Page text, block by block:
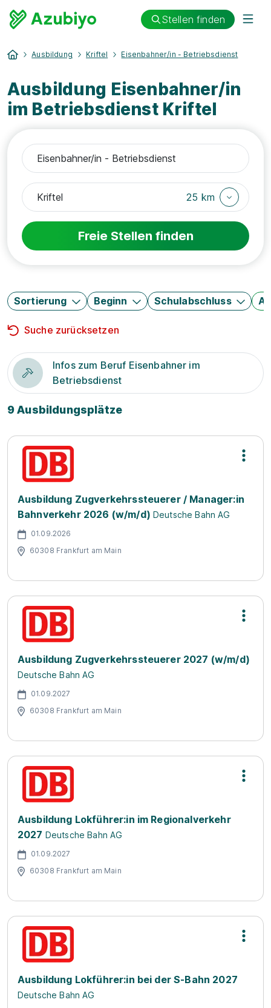
Stellen finden
Ausbildung Kriftel Eisenbahner/in - Betriebsdienst
Ausbildung Eisenbahner/in
im Betriebsdienst Kriftel
25 km
Freie Stellen finden
Sortierung Beginn Schulabschluss
Suche zurücksetzen
Infos zum Beruf Eisenbahner im
Betriebsdienst
9 Ausbildungsplätze
Ausbildung Zugverkehrssteuerer / Manager:in
Bahnverkehr 2026 (w/m/d) Deutsche Bahn AG
01.09.2026
60308 Frankfurt am Main
Ausbildung Zugverkehrssteuerer 2027 (w/m/d)
Deutsche Bahn AG
01.09.2027
60308 Frankfurt am Main
Ausbildung Lokführer:in im Regionalverkehr
2027 Deutsche Bahn AG
01.09.2027
60308 Frankfurt am Main
Ausbildung Lokführer:in bei der S-Bahn 2027
Deutsche Bahn AG